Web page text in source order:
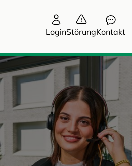
LoginStörungKontakt